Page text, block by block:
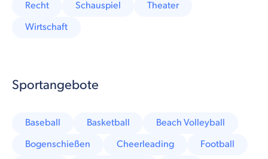
Recht
Schauspiel
Theater
Wirtschaft
Sportangebote
Baseball Basketball
Beach Volleyball
Bogenschießen
Cheerleading
Football